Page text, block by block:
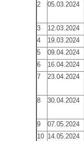
2 05.03.2024
3 12.03.2024
4 19.03.2024
5 09.04.2024
6 16.04.2024
7 23.04.2024
8 30.04.2024
9 07.05.2024
10 14.05.2024